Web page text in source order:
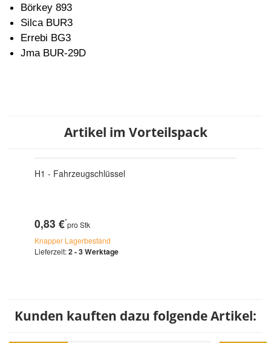
Börkey 893
Silca BUR3
Errebi BG3
Jma BUR-29D
Artikel im Vorteilspack
H1 - Fahrzeugschlüssel
0,83 €*pro Stk
Knapper Lagerbestand
Lieferzeit:2 - 3 Werktage
Kunden kauften dazu folgende Artikel: